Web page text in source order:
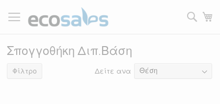
στο
περιεχόμενο
Σπογγοθήκη Διπ.Βάση
είδη Δείτε ανα
Φίλτρο